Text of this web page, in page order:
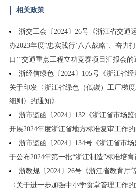
相关政策
浙交工会〔2024〕26号《浙江省交通
办2023年度“忠实践行‘八八战略’、奋力
口’”交通重点工程立功竞赛项目汇报会的
浙经信绿色〔2024〕105号《浙江省
关于印发〈浙江省绿色（低碳）工厂梯
细则〉的通知》
浙市监函〔2024〕132《浙江省市场
开展2024年度浙江省地方标准复审工作的
浙市监函〔2024〕134号《浙江省市
于公布2024年第一批“浙江制造”标准培育
浙教规〔2024〕26号《浙江省教育厅
〈关于进一步加强中小学食堂管理工作